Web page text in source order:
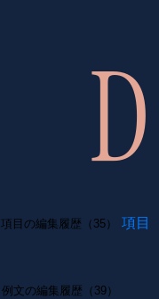
項目の編集履歴（35）
項目
例文の編集履歴（39）